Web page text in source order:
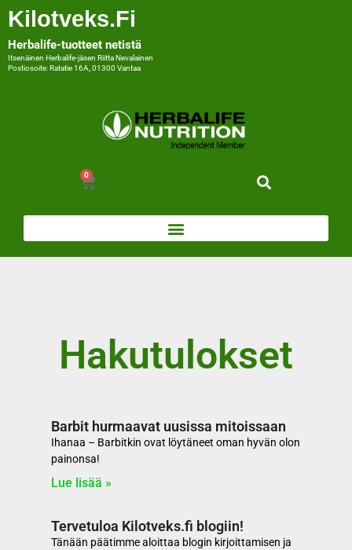
Kilotveks.fi
Herbalife-tuotteet netistä
Itsenäinen Herbalife-jäsen Riitta Nevalainen
Postiosoite: Ratatie 16A, 01300 Vantaa
0
Hakutulokset
Barbit hurmaavat uusissa mitoissaan
Ihanaa – Barbitkin ovat löytäneet oman hyvän olon
painonsa!
Lue lisää »
Tervetuloa Kilotveks.fi blogiin!
Tänään päätimme aloittaa blogin kirjoittamisen ja